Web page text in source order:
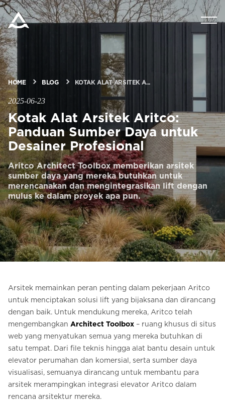
PRODUK
MINTA PERKIRAAN HARGA
TEKNOLOGI
BLOG & BERITA
TENTANG ARITCO
UNTUK PARA PROFESIONAL
Pesan Digital HomeKit
Minta perkiraan harga
Pendaftaran buletin
Hubungi
HOME BLOG KOTAK ALAT ARSITEK A...
2025-06-23
Kotak Alat Arsitek Aritco:
Panduan Sumber Daya untuk
Desainer Profesional
Aritco Architect Toolbox memberikan arsitek
sumber daya yang mereka butuhkan untuk
merencanakan dan mengintegrasikan lift dengan
mulus ke dalam proyek apa pun.
Arsitek memainkan peran penting dalam pekerjaan Aritco
untuk menciptakan solusi lift yang bijaksana dan dirancang
dengan baik. Untuk mendukung mereka, Aritco telah
mengembangkan Architect Toolbox – ruang khusus di situs
web yang menyatukan semua yang mereka butuhkan di
satu tempat. Dari file teknis hingga alat bantu desain untuk
elevator perumahan dan komersial, serta sumber daya
visualisasi, semuanya dirancang untuk membantu para
arsitek merampingkan integrasi elevator Aritco dalam
rencana arsitektur mereka.